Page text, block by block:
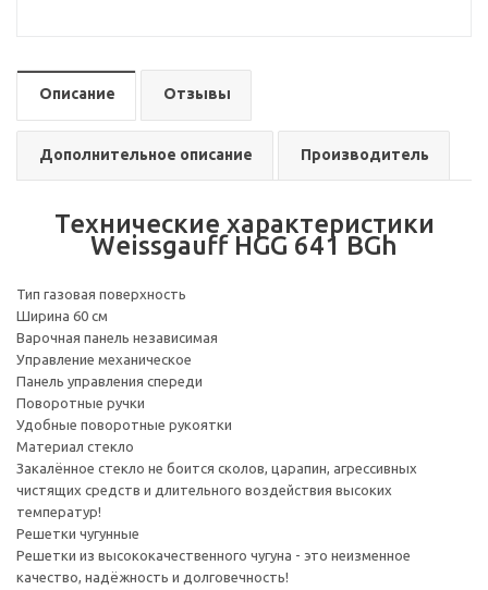
Описание Отзывы
Дополнительное описание Производитель
Технические характеристики
Weissgauff HGG 641 BGh
Тип газовая поверхность
Ширина 60 см
Варочная панель независимая
Управление механическое
Панель управления спереди
Поворотные ручки
Удобные поворотные рукоятки
Материал стекло
Закалённое стекло не боится сколов, царапин, агрессивных
чистящих средств и длительного воздействия высоких
температур!
Решетки чугунные
Решетки из высококачественного чугуна - это неизменное
качество, надёжность и долговечность!